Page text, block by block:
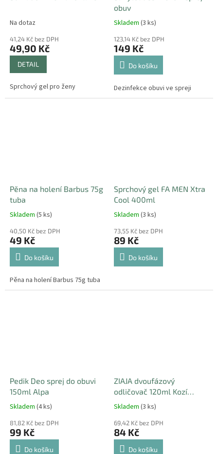
Na dotaz
41,24 Kč bez DPH
49,90 Kč
DETAIL
Sprchový gel pro ženy
obuv
Skladem (3 ks)
123,14 Kč bez DPH
149 Kč
Do košíku
Dezinfekce obuvi ve spreji
Pěna na holení Barbus 75g
tuba
Skladem (5 ks)
40,50 Kč bez DPH
49 Kč
Do košíku
Pěna na holení Barbus 75g tuba
Sprchový gel FA MEN Xtra
Cool 400ml
Skladem (3 ks)
73,55 Kč bez DPH
89 Kč
Do košíku
Pedik Deo sprej do obuvi
150ml Alpa
Skladem (4 ks)
81,82 Kč bez DPH
99 Kč
Do košíku
ZIAJA dvoufázový
odličovač 120ml Kozí
mléko
Skladem (3 ks)
69,42 Kč bez DPH
84 Kč
Do košíku